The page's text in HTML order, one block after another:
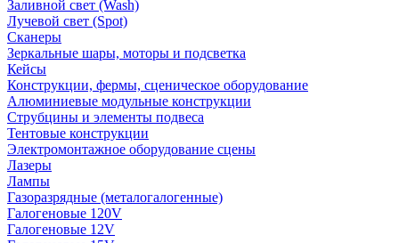
Заливной свет (Wash)
Лучевой свет (Spot)
Сканеры
Зеркальные шары, моторы и подсветка
Кейсы
Конструкции, фермы, сценическое оборудование
Алюминиевые модульные конструкции
Струбцины и элементы подвеса
Тентовые конструкции
Электромонтажное оборудование сцены
Лазеры
Лампы
Газоразрядные (металогалогенные)
Галогеновые 120V
Галогеновые 12V